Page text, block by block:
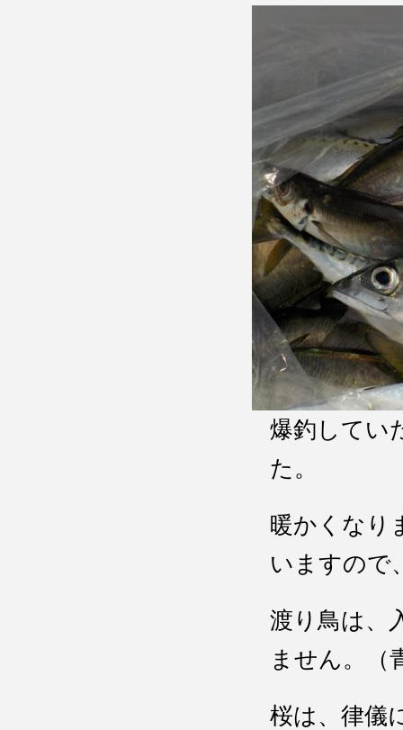
爆釣してい
た。
暖かくなり
いますので
渡り鳥は、
ません。（
桜は、律儀